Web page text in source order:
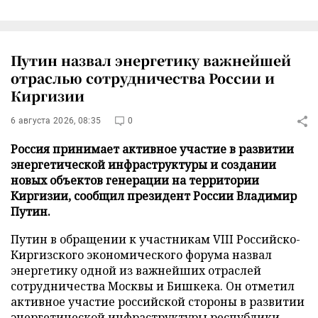
Путин назвал энергетику важнейшей
отраслью сотрудничества России и
Киргизии
6 августа 2026, 08:35 0
Россия принимает активное участие в развитии
энергетической инфраструктуры и создании
новых объектов генерации на территории
Киргизии, сообщил президент России Владимир
Путин.
Путин в обращении к участникам VIII Российско-
Киргизского экономического форума назвал
энергетику одной из важнейших отраслей
сотрудничества Москвы и Бишкека. Он отметил
активное участие российской стороны в развитии